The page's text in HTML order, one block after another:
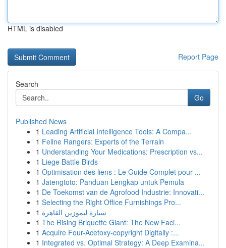
HTML is disabled
Report Page
Search
Go
Published News
1 Leading Artificial Intelligence Tools: A Compa...
1 Feline Rangers: Experts of the Terrain
1 Understanding Your Medications: Prescription vs...
1 Liege Battle Birds
1 Optimisation des liens : Le Guide Complet pour ...
1 Jatengtoto: Panduan Lengkap untuk Pemula
1 De Toekomst van de Agrofood Industrie: Innovati...
1 Selecting the Right Office Furnishings Pro...
1 سيارة ليموزين القاهرة
1 The Rising Briquette Giant: The New Faci...
1 Acquire Four-Acetoxy-copyright Digitally :...
1 Integrated vs. Optimal Strategy: A Deep Examina...